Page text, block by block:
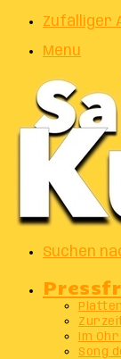
Zufälliger
Menu
Suchen
Im
Song